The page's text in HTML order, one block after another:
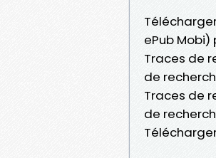
ePub Mobi)
Traces de
de
Traces de
de